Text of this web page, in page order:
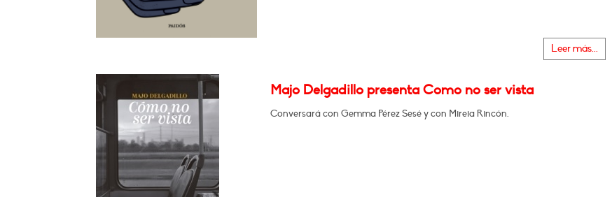
Leer más...
Majo Delgadillo presenta Como no ser vista
Conversará con Gemma Pérez Sesé y con Mireia Rincón.